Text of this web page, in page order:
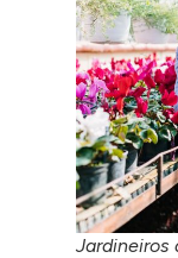
Jardineiros